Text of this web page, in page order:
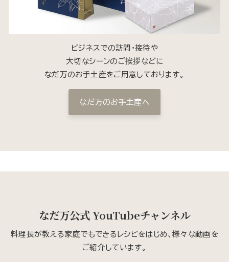
ビジネスでの訪問・接待や
大切なシーンのご挨拶などに
なだ万のお手土産をご用意しております。
なだ万のお手土産へ
なだ万公式 YouTubeチャンネル
料理長が教える家庭でもできるレシピをはじめ、様々な動画を
ご紹介しています。